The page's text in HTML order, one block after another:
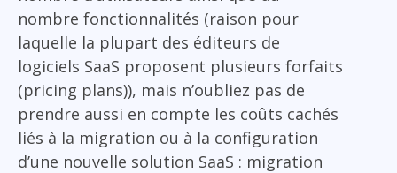
nombre fonctionnalités (raison pour
laquelle la plupart des éditeurs de
logiciels SaaS proposent plusieurs forfaits
(pricing plans)), mais n’oubliez pas de
prendre aussi en compte les coûts cachés
liés à la migration ou à la configuration
d’une nouvelle solution SaaS : migration